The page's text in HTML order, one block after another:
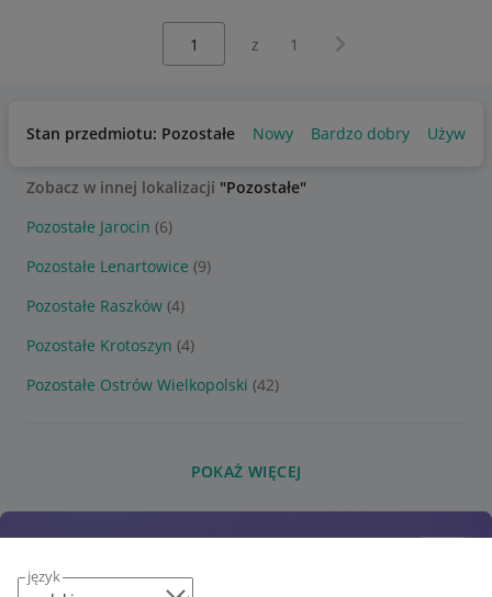
język
z 1 Następna strona
Stan przedmiotu: Pozostałe Nowy Bardzo dobry Używany
Zobacz w innej lokalizacji "Pozostałe"
Pozostałe Jarocin (6)
Pozostałe Lenartowice (9)
Pozostałe Raszków (4)
Pozostałe Krotoszyn (4)
Pozostałe Ostrów Wielkopolski (42)
POKAŻ WIĘCEJ